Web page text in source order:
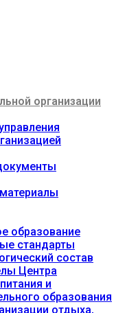
организации
образование
стандарты
состав
Центра
и
образования
отдыха,